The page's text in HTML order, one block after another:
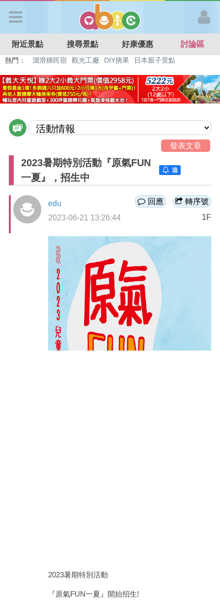
APP登入
首 頁
最新消息
最新留言
商家合作
推薦景點
聯絡我們
附近景點 搜尋景點 好康優惠 討論區
熱門： 溜滑梯民宿 觀光工廠 DIY摘果
日本親子景點
發表文章
2023暑期特別活動『原氣FUN
一夏』，招生中
追
edu
2023-06-21 13:26:44
1F
回應 轉序號
2023暑期特別活動
『原氣FUN一夏』開始招生!